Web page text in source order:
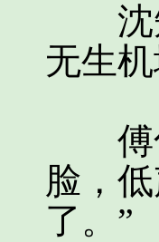
沈知
无生
傅匀
脸，
了。”